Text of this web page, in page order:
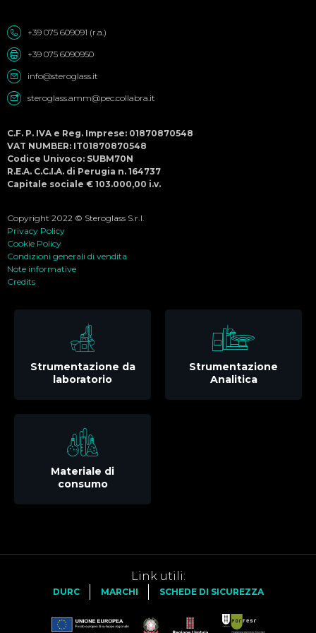
+39 075 609091 (r.a.)
+39 075 6090950
info@steroglass.it
steroglass.amm@pec.collabra.it
C.F. P. IVA e Reg. Imprese: 01870870548
VAT NUMBER: IT01870870548
Codice Univoco: SUBM70N
R.E.A. C.C.I.A. di Perugia n. 164737
Capitale sociale € 103.000,00 i.v.
Copyright 2022 © Steroglass S.r.l.
Privacy Policy
Cookie Policy
Condizioni generali di vendita
Note informative
Credits
Strumentazione da
laboratorio
Strumentazione
Analitica
Materiale di
consumo
Link utili:
DURC MARCHI SCHEDE DI SICUREZZA